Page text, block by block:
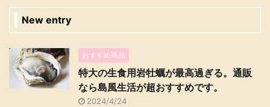
New entry
おすすめ商品
特大の生食用岩牡蠣が最高過ぎる。通販
なら島風生活が超おすすめです。
2024/4/24